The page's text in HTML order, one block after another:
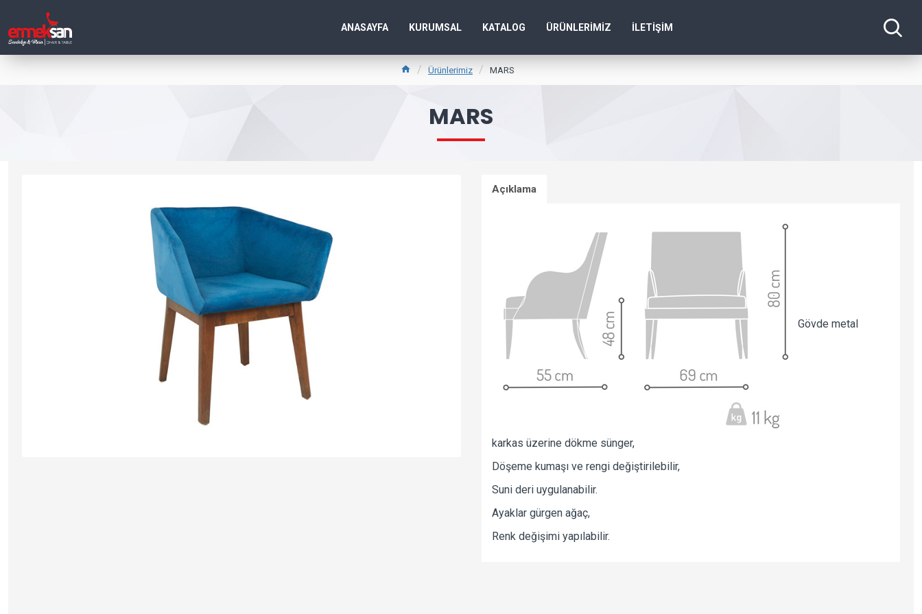
ANASAYFA KURUMSAL KATALOG ÜRÜNLERIMIZ İLETIŞIM
Ürünlerimiz MARS
MARS
Açıklama
Gövde metal
karkas üzerine dökme sünger,
Döşeme kumaşı ve rengi değiştirilebilir,
Suni deri uygulanabilir.
Ayaklar gürgen ağaç,
Renk değişimi yapılabilir.